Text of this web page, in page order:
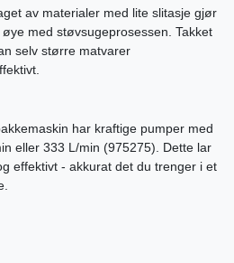
av materialer med lite slitasje gjør
med støvsugeprosessen. Takket
selv større matvarer
har kraftige pumper med
eller 333 L/min (975275). Dette lar
effektivt - akkurat det du trenger i et